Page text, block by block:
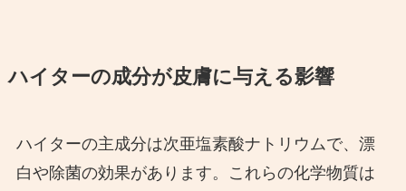
ハイターの成分が皮膚に与える影響
ハイターの主成分は次亜塩素酸ナトリウムで、漂
白や除菌の効果があります。これらの化学物質は